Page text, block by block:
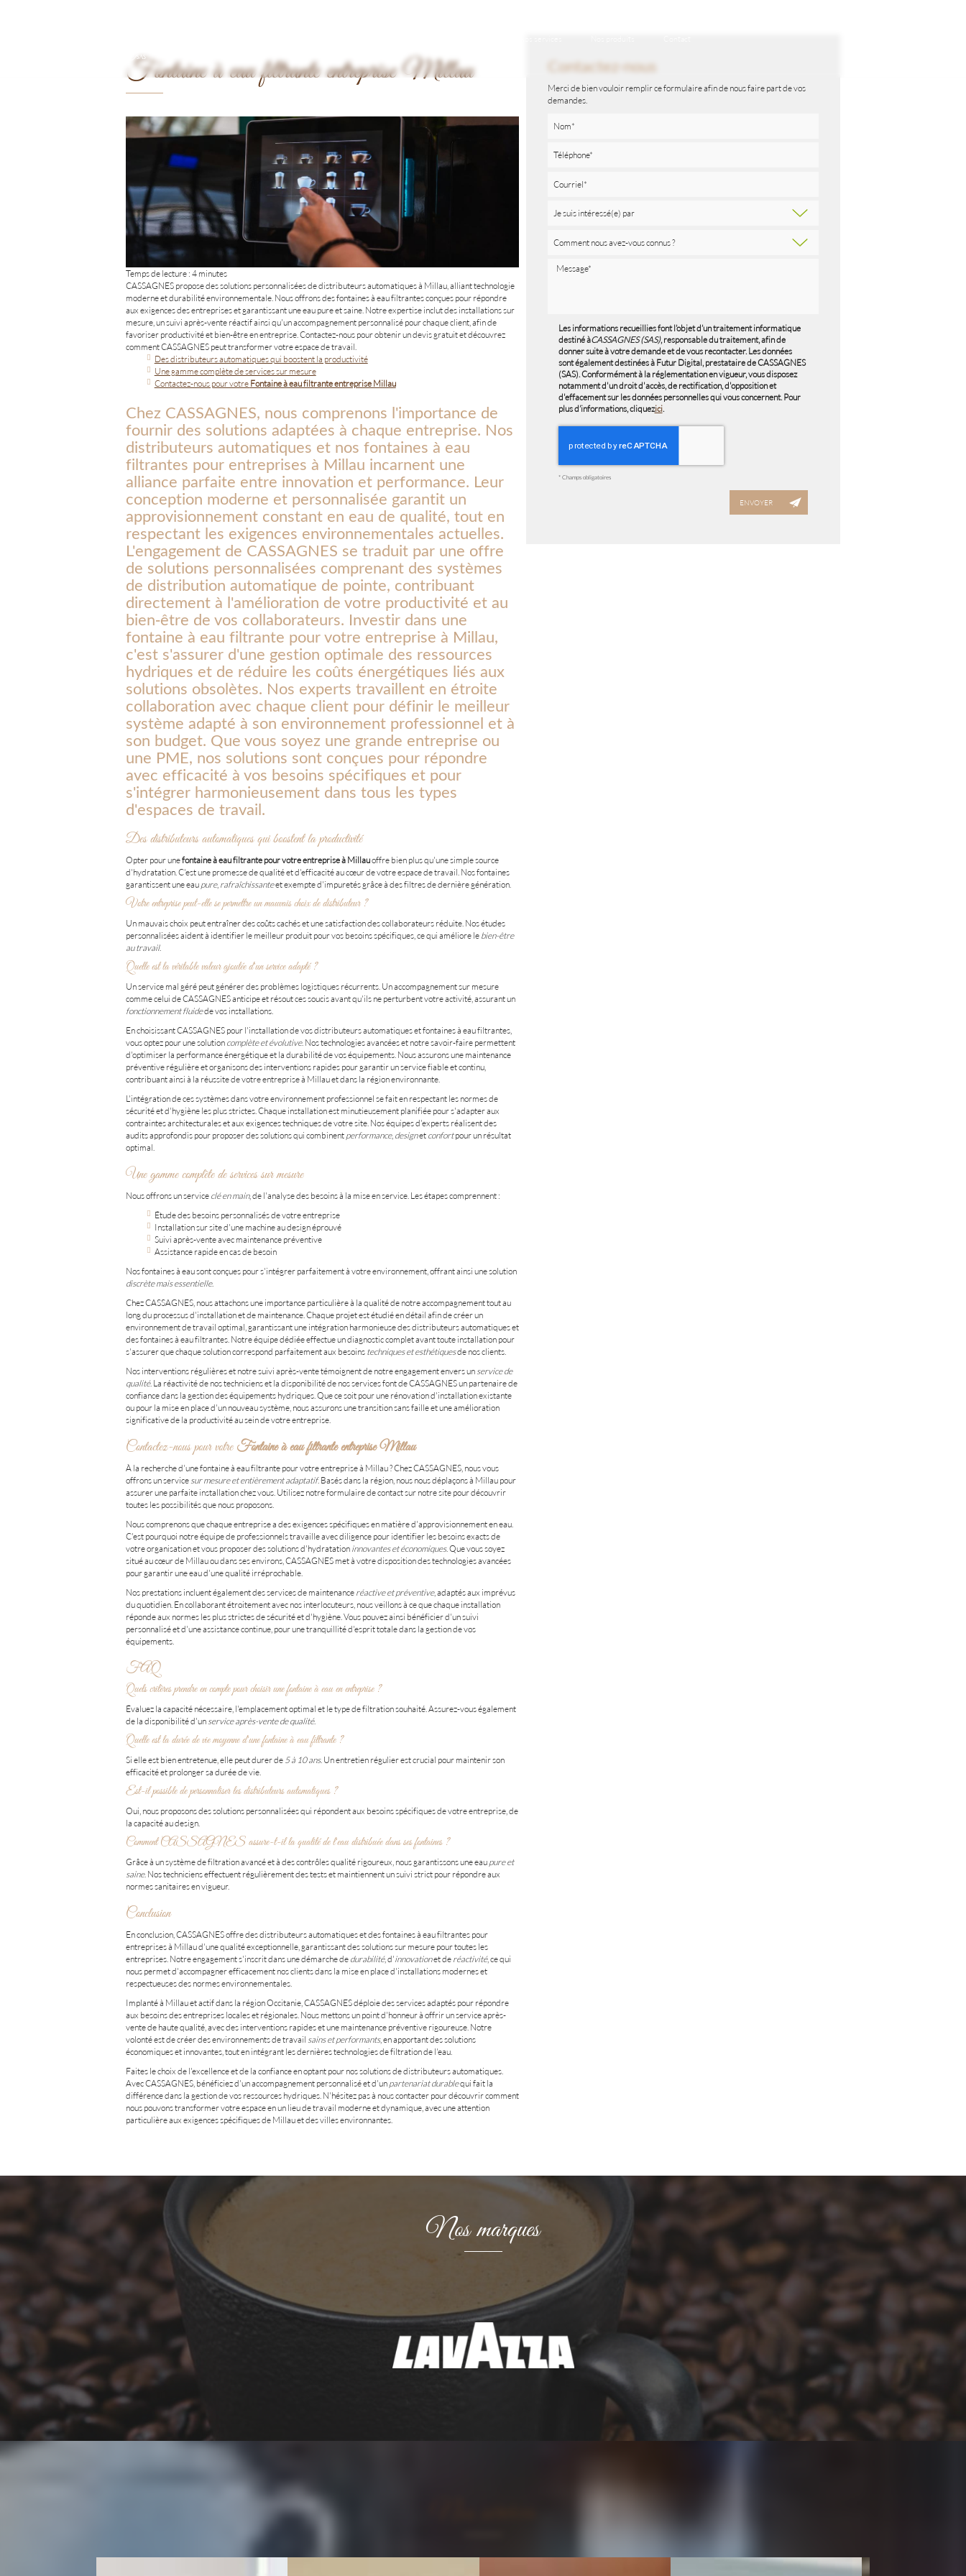
Fontaine à eau filtrante entreprise Millau
Temps de lecture : 4 minutes
CASSAGNES propose des solutions personnalisées de distributeurs automatiques à Millau, alliant technologie
moderne et durabilité environnementale. Nous offrons des fontaines à eau filtrantes conçues pour répondre
aux exigences des entreprises et garantissant une eau pure et saine. Notre expertise inclut des installations sur
mesure, un suivi après-vente réactif ainsi qu'un accompagnement personnalisé pour chaque client, afin de
favoriser productivité et bien-être en entreprise. Contactez-nous pour obtenir un devis gratuit et découvrez
comment CASSAGNES peut transformer votre espace de travail.
Des distributeurs automatiques qui boostent la productivité
Une gamme complète de services sur mesure
Contactez-nous pour votre Fontaine à eau filtrante entreprise Millau
Chez CASSAGNES, nous comprenons l'importance de
fournir des solutions adaptées à chaque entreprise. Nos
distributeurs automatiques et nos fontaines à eau
filtrantes pour entreprises à Millau incarnent une
alliance parfaite entre innovation et performance. Leur
conception moderne et personnalisée garantit un
approvisionnement constant en eau de qualité, tout en
respectant les exigences environnementales actuelles.
L'engagement de CASSAGNES se traduit par une offre
de solutions personnalisées comprenant des systèmes
de distribution automatique de pointe, contribuant
directement à l'amélioration de votre productivité et au
bien-être de vos collaborateurs. Investir dans une
fontaine à eau filtrante pour votre entreprise à Millau,
c'est s'assurer d'une gestion optimale des ressources
hydriques et de réduire les coûts énergétiques liés aux
solutions obsolètes. Nos experts travaillent en étroite
collaboration avec chaque client pour définir le meilleur
système adapté à son environnement professionnel et à
son budget. Que vous soyez une grande entreprise ou
une PME, nos solutions sont conçues pour répondre
avec efficacité à vos besoins spécifiques et pour
s'intégrer harmonieusement dans tous les types
d'espaces de travail.
Des distributeurs automatiques qui boostent la productivité
Opter pour unefontaine à eau filtrante pour votre entreprise à Millauoffre bien plus qu'une simple source
d'hydratation. C'est une promesse de qualité et d'efficacité au cœur de votre espace de travail. Nos fontaines
garantissent une eau pure, rafraîchissanteet exempte d'impuretés grâce à des filtres de dernière génération.
Votre entreprise peut-elle se permettre un mauvais choix de distributeur ?
Un mauvais choix peut entraîner des coûts cachés et une satisfaction des collaborateurs réduite. Nos études
personnalisées aident à identifier le meilleur produit pour vos besoins spécifiques, ce qui améliore le bien-être
au travail.
Quelle est la véritable valeur ajoutée d'un service adapté ?
Un service mal géré peut générer des problèmes logistiques récurrents. Un accompagnement sur mesure
comme celui de CASSAGNES anticipe et résout ces soucis avant qu'ils ne perturbent votre activité, assurant un
fonctionnement fluidede vos installations.
En choisissant CASSAGNES pour l'installation de vos distributeurs automatiques et fontaines à eau filtrantes,
vous optez pour une solution complète et évolutive. Nos technologies avancées et notre savoir-faire permettent
d'optimiser la performance énergétique et la durabilité de vos équipements. Nous assurons une maintenance
préventive régulière et organisons des interventions rapides pour garantir un service fiable et continu,
contribuant ainsi à la réussite de votre entreprise à Millau et dans la région environnante.
L'intégration de ces systèmes dans votre environnement professionnel se fait en respectant les normes de
sécurité et d'hygiène les plus strictes. Chaque installation est minutieusement planifiée pour s'adapter aux
contraintes architecturales et aux exigences techniques de votre site. Nos équipes d'experts réalisent des
audits approfondis pour proposer des solutions qui combinent performance, designet confortpour un résultat
optimal.
Une gamme complète de services sur mesure
Nous offrons un service clé en main, de l'analyse des besoins à la mise en service. Les étapes comprennent :
Étude des besoins personnalisés de votre entreprise
Installation sur site d'une machine au design éprouvé
Suivi après-vente avec maintenance préventive
Assistance rapide en cas de besoin
Nos fontaines à eau sont conçues pour s'intégrer parfaitement à votre environnement, offrant ainsi une solution
discrète mais essentielle.
Chez CASSAGNES, nous attachons une importance particulière à la qualité de notre accompagnement tout au
long du processus d'installation et de maintenance. Chaque projet est étudié en détail afin de créer un
environnement de travail optimal, garantissant une intégration harmonieuse des distributeurs automatiques et
des fontaines à eau filtrantes. Notre équipe dédiée effectue un diagnostic complet avant toute installation pour
s'assurer que chaque solution correspond parfaitement aux besoins techniques et esthétiquesde nos clients.
Nos interventions régulières et notre suivi après-vente témoignent de notre engagement envers un service de
qualité. La réactivité de nos techniciens et la disponibilité de nos services font de CASSAGNES un partenaire de
confiance dans la gestion des équipements hydriques. Que ce soit pour une rénovation d'installation existante
ou pour la mise en place d'un nouveau système, nous assurons une transition sans faille et une amélioration
significative de la productivité au sein de votre entreprise.
Contactez-nous pour votre Fontaine à eau filtrante entreprise Millau
À la recherche d'une fontaine à eau filtrante pour votre entreprise à Millau ? Chez CASSAGNES, nous vous
offrons un service sur mesure et entièrement adaptatif. Basés dans la région, nous nous déplaçons à Millau pour
assurer une parfaite installation chez vous. Utilisez notre formulaire de contact sur notre site pour découvrir
toutes les possibilités que nous proposons.
Nous comprenons que chaque entreprise a des exigences spécifiques en matière d'approvisionnement en eau.
C'est pourquoi notre équipe de professionnels travaille avec diligence pour identifier les besoins exacts de
votre organisation et vous proposer des solutions d'hydratation innovantes et économiques. Que vous soyez
situé au cœur de Millau ou dans ses environs, CASSAGNES met à votre disposition des technologies avancées
pour garantir une eau d'une qualité irréprochable.
Nos prestations incluent également des services de maintenance réactive et préventive, adaptés aux imprévus
du quotidien. En collaborant étroitement avec nos interlocuteurs, nous veillons à ce que chaque installation
réponde aux normes les plus strictes de sécurité et d'hygiène. Vous pouvez ainsi bénéficier d'un suivi
personnalisé et d'une assistance continue, pour une tranquillité d'esprit totale dans la gestion de vos
équipements.
FAQ
Quels critères prendre en compte pour choisir une fontaine à eau en entreprise ?
Évaluez la capacité nécessaire, l'emplacement optimal et le type de filtration souhaité. Assurez-vous également
de la disponibilité d'un service après-vente de qualité.
Quelle est la durée de vie moyenne d'une fontaine à eau filtrante ?
Si elle est bien entretenue, elle peut durer de 5 à 10 ans. Un entretien régulier est crucial pour maintenir son
efficacité et prolonger sa durée de vie.
Est-il possible de personnaliser les distributeurs automatiques ?
Oui, nous proposons des solutions personnalisées qui répondent aux besoins spécifiques de votre entreprise, de
la capacité au design.
Comment CASSAGNES assure-t-il la qualité de l'eau distribuée dans ses fontaines ?
Grâce à un système de filtration avancé et à des contrôles qualité rigoureux, nous garantissons une eau pure et
saine. Nos techniciens effectuent régulièrement des tests et maintiennent un suivi strict pour répondre aux
normes sanitaires en vigueur.
Conclusion
En conclusion, CASSAGNES offre des distributeurs automatiques et des fontaines à eau filtrantes pour
entreprises à Millau d'une qualité exceptionnelle, garantissant des solutions sur mesure pour toutes les
entreprises. Notre engagement s'inscrit dans une démarche de durabilité, d'innovationet de réactivité, ce qui
nous permet d'accompagner efficacement nos clients dans la mise en place d'installations modernes et
respectueuses des normes environnementales.
Implanté à Millau et actif dans la région Occitanie, CASSAGNES déploie des services adaptés pour répondre
aux besoins des entreprises locales et régionales. Nous mettons un point d'honneur à offrir un service après-
vente de haute qualité, avec des interventions rapides et une maintenance préventive rigoureuse. Notre
volonté est de créer des environnements de travail sains et performants, en apportant des solutions
économiques et innovantes, tout en intégrant les dernières technologies de filtration de l'eau.
Faites le choix de l'excellence et de la confiance en optant pour nos solutions de distributeurs automatiques.
Avec CASSAGNES, bénéficiez d'un accompagnement personnalisé et d'un partenariat durablequi fait la
différence dans la gestion de vos ressources hydriques. N'hésitez pas à nous contacter pour découvrir comment
nous pouvons transformer votre espace en un lieu de travail moderne et dynamique, avec une attention
particulière aux exigences spécifiques de Millau et des villes environnantes.
Contactez-nous
Merci de bien vouloir remplir ce formulaire afin de nous faire part de vos
demandes.
Les informations recueillies font l’objet d’un traitement informatique
destiné àCASSAGNES (SAS), responsable du traitement, afin de
donner suite à votre demande et de vous recontacter. Les données
sont également destinées à Futur Digital, prestataire de CASSAGNES
(SAS). Conformément à la réglementation en vigueur, vous disposez
notamment d'un droit d'accès, de rectification, d'opposition et
d'effacement sur les données personnelles qui vous concernent. Pour
plus d’informations, cliquezici.
* Champs obligatoires
Nos marques